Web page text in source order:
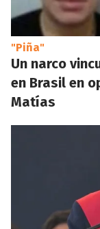
"Piña"
Un narco
en Brasil en
Matías